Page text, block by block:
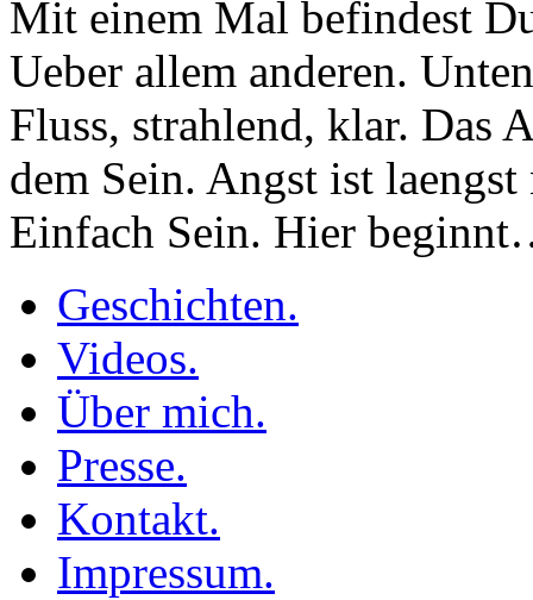
Mit einem Mal befindest
Ueber allem anderen.
Fluss, strahlend, klar. Das
dem Sein. Angst ist
Einfach Sein. Hier
Geschichten.
Videos.
Über mich.
Presse.
Kontakt.
Impressum.